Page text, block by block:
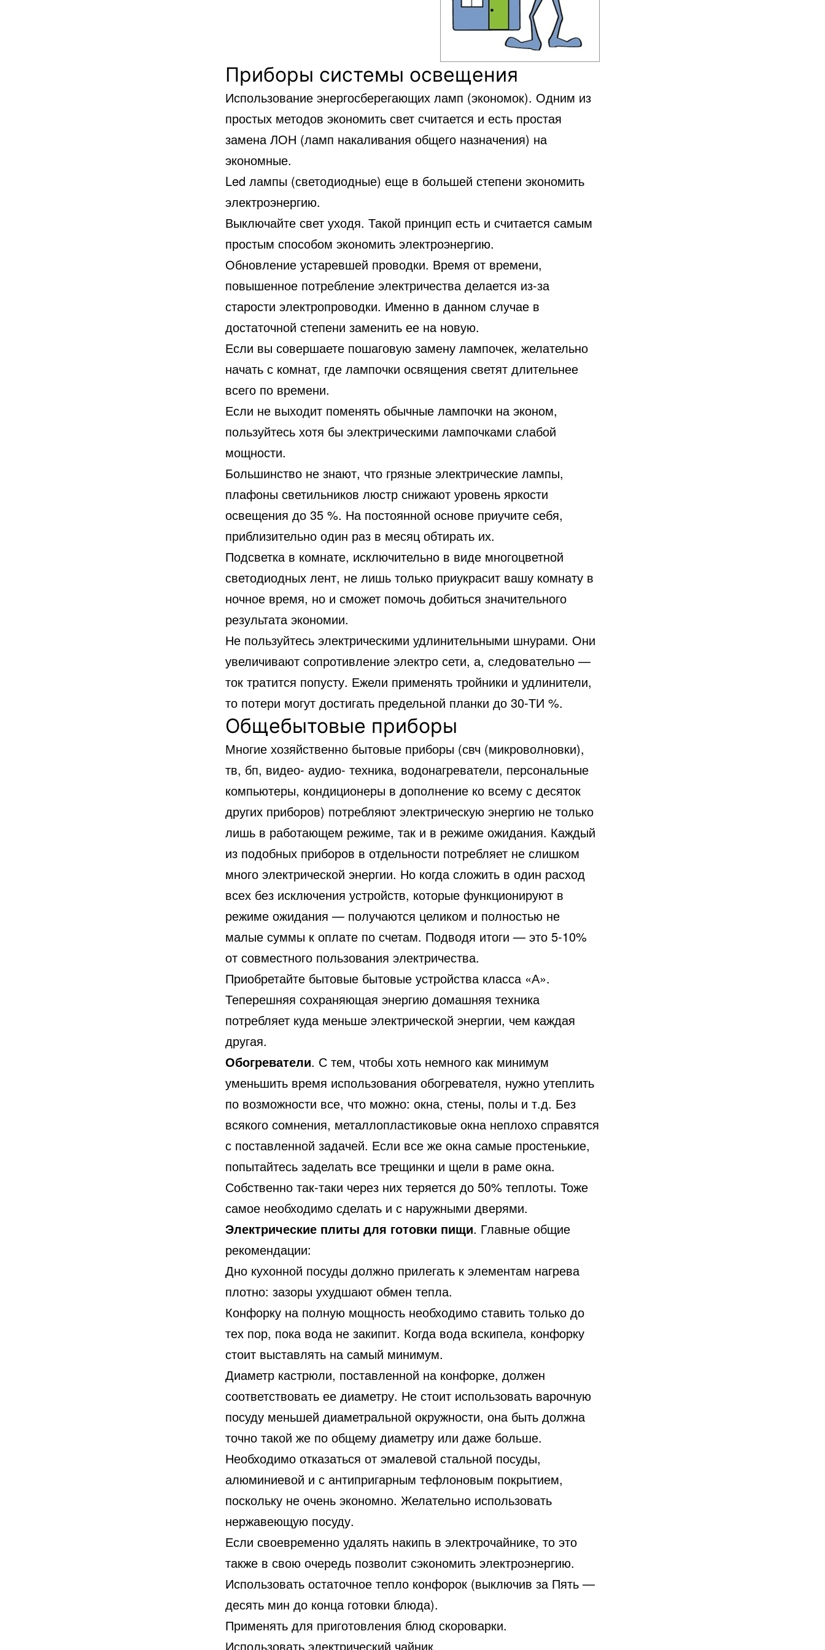
Приборы системы освещения
Использование энергосберегающих ламп (экономок). Одним из
простых методов экономить свет считается и есть простая
замена ЛОН (ламп накаливания общего назначения) на
экономные.
Led лампы (светодиодные) еще в большей степени экономить
электроэнергию.
Выключайте свет уходя. Такой принцип есть и считается самым
простым способом экономить электроэнергию.
Обновление устаревшей проводки. Время от времени,
повышенное потребление электричества делается из-за
старости электропроводки. Именно в данном случае в
достаточной степени заменить ее на новую.
Если вы совершаете пошаговую замену лампочек, желательно
начать с комнат, где лампочки освящения светят длительнее
всего по времени.
Если не выходит поменять обычные лампочки на эконом,
пользуйтесь хотя бы электрическими лампочками слабой
мощности.
Большинство не знают, что грязные электрические лампы,
плафоны светильников люстр снижают уровень яркости
освещения до 35 %. На постоянной основе приучите себя,
приблизительно один раз в месяц обтирать их.
Подсветка в комнате, исключительно в виде многоцветной
светодиодных лент, не лишь только приукрасит вашу комнату в
ночное время, но и сможет помочь добиться значительного
результата экономии.
Не пользуйтесь электрическими удлинительными шнурами. Они
увеличивают сопротивление электро сети, а, следовательно —
ток тратится попусту. Ежели применять тройники и удлинители,
то потери могут достигать предельной планки до 30-ТИ %.
Общебытовые приборы
Многие хозяйственно бытовые приборы (свч (микроволновки),
тв, бп, видео- аудио- техника, водонагреватели, персональные
компьютеры, кондиционеры в дополнение ко всему с десяток
других приборов) потребляют электрическую энергию не только
лишь в работающем режиме, так и в режиме ожидания. Каждый
из подобных приборов в отдельности потребляет не слишком
много электрической энергии. Но когда сложить в один расход
всех без исключения устройств, которые функционируют в
режиме ожидания — получаются целиком и полностью не
малые суммы к оплате по счетам. Подводя итоги — это 5-10%
от совместного пользования электричества.
Приобретайте бытовые бытовые устройства класса «А».
Теперешняя сохраняющая энергию домашняя техника
потребляет куда меньше электрической энергии, чем каждая
другая.
Обогреватели. С тем, чтобы хоть немного как минимум
уменьшить время использования обогревателя, нужно утеплить
по возможности все, что можно: окна, стены, полы и т.д. Без
всякого сомнения, металлопластиковые окна неплохо справятся
с поставленной задачей. Если все же окна самые простенькие,
попытайтесь заделать все трещинки и щели в раме окна.
Собственно так-таки через них теряется до 50% теплоты. Тоже
самое необходимо сделать и с наружными дверями.
Электрические плиты для готовки пищи. Главные общие
рекомендации:
Дно кухонной посуды должно прилегать к элементам нагрева
плотно: зазоры ухудшают обмен тепла.
Конфорку на полную мощность необходимо ставить только до
тех пор, пока вода не закипит. Когда вода вскипела, конфорку
стоит выставлять на самый минимум.
Диаметр кастрюли, поставленной на конфорке, должен
соответствовать ее диаметру. Не стоит использовать варочную
посуду меньшей диаметральной окружности, она быть должна
точно такой же по общему диаметру или даже больше.
Необходимо отказаться от эмалевой стальной посуды,
алюминиевой и с антипригарным тефлоновым покрытием,
поскольку не очень экономно. Желательно использовать
нержавеющую посуду.
Если своевременно удалять накипь в электрочайнике, то это
также в свою очередь позволит сэкономить электроэнергию.
Использовать остаточное тепло конфорок (выключив за Пять —
десять мин до конца готовки блюда).
Применять для приготовления блюд скороварки.
Использовать электрический чайник.